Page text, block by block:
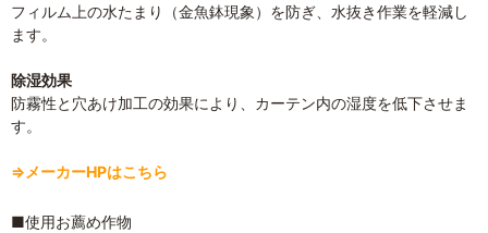
フィルム上の水たまり（金魚鉢現象）を防ぎ、水抜き作業を軽減し
ます。
除湿効果
防霧性と穴あけ加工の効果により、カーテン内の湿度を低下させま
す。
⇒メーカーHPはこちら
■使用お薦め作物